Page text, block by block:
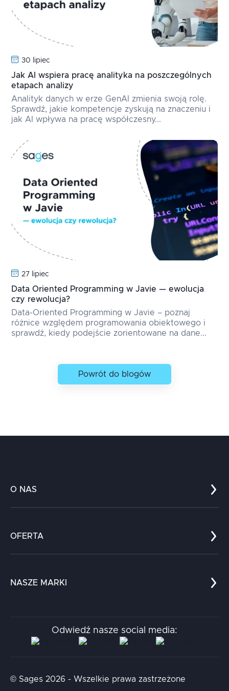
30 lipiec
Jak AI wspiera pracę analityka na poszczególnych
etapach analizy
Analityk danych w erze GenAI zmienia swoją rolę.
Sprawdź, jakie kompetencje zyskują na znaczeniu i
jak AI wpływa na pracę współczesny...
27 lipiec
Data Oriented Programming w Javie — ewolucja
czy rewolucja?
Data-Oriented Programming w Javie – poznaj
różnice względem programowania obiektowego i
sprawdź, kiedy podejście zorientowane na dane...
Powrót do blogów
O NAS
Kariera
Kontakt
OFERTA
Chatboty
NASZE MARKI
Aidapta
AI & NLP Day
Odwiedź nasze social media:
© Sages 2026 - Wszelkie prawa zastrzeżone